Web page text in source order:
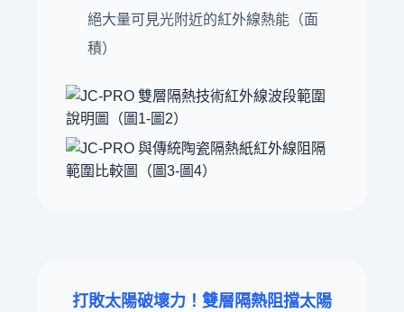
絕大量可見光附近的紅外線熱能（面
積）
打敗太陽破壞力！雙層隔熱阻擋太陽